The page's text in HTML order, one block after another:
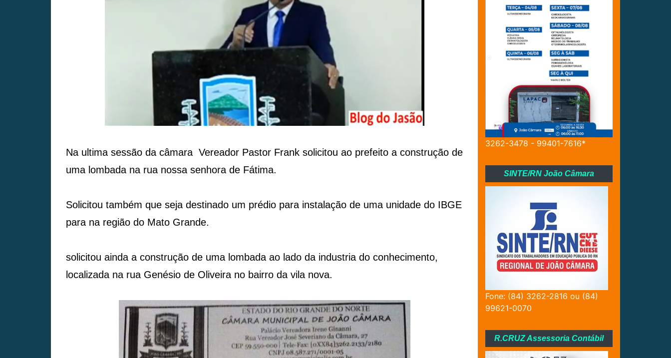
Na ultima sessão da câmara Vereador Pastor Frank solicitou ao prefeito a construção de
uma lombada na rua nossa senhora de Fátima.
Solicitou também que seja destinado um prédio para instalação de uma unidade do IBGE
para na região do Mato Grande.
solicitou ainda a construção de uma lombada ao lado da industria do conhecimento,
localizada na rua Genésio de Oliveira no bairro da vila nova.
3262-3478 - 99401-7616*
SINTE/RN João Câmara
Fone: (84) 3262-2816 ou (84)
99621-0070
R.CRUZ Assessoria Contábil